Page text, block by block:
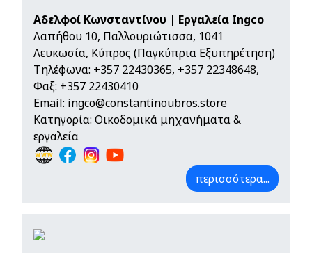
Αδελφοί Κωνσταντίνου | Εργαλεία Ingco
Λαπήθου 10, Παλλουριώτισσα, 1041
Λευκωσία, Κύπρος (Παγκύπρια Εξυπηρέτηση)
Τηλέφωνα: +357 22430365, +357 22348648,
Φαξ: +357 22430410
Email: ingco@constantinoubros.store
Κατηγορία: Οικοδομικά μηχανήματα &
εργαλεία
περισσότερα...